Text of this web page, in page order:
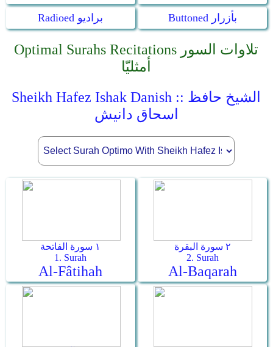
Radioed براديو
Buttoned بأزرار
Optimal Surahs Recitations تلاوات السور
أمثليّا
Sheikh Hafez Ishak Danish :: الشيخ حافظ
اسحاق دانيش
١ سورة الفاتحة
1. Surah
Al-Fâtihah
٢ سورة البقرة
2. Surah
Al-Baqarah